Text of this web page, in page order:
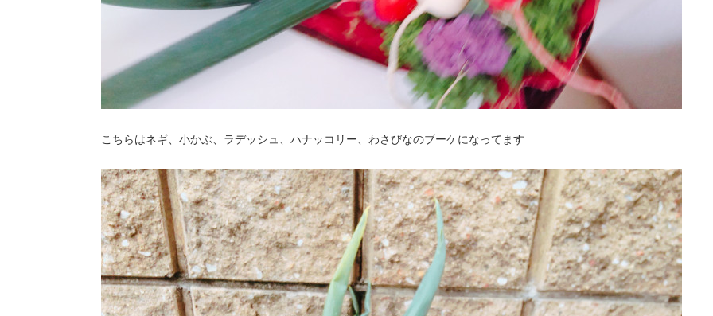
こちらはネギ、小かぶ、ラデッシュ、ハナッコリー、わさびなのブーケになってます